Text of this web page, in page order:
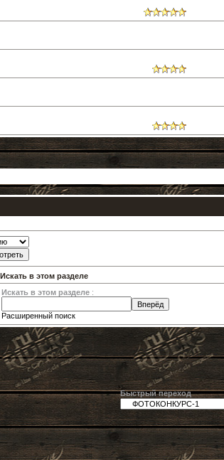
Искать в этом разделе
Искать в этом разделе :
Расширенный поиск
Быстрый переход